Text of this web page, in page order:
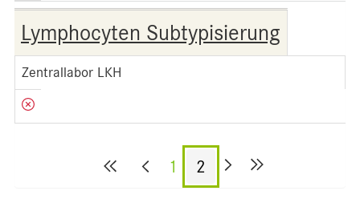
Lymphocyten Subtypisierung
Zentrallabor LKH
1 2